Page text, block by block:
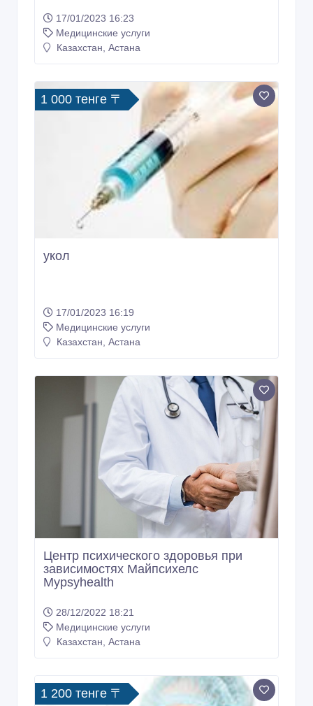
17/01/2023 16:23
Медицинские услуги
Казахстан, Астана
1 000 тенге 〒
укол
17/01/2023 16:19
Медицинские услуги
Казахстан, Астана
Центр психического здоровья при
зависимостях Майпсихелс
Mypsyhealth
28/12/2022 18:21
Медицинские услуги
Казахстан, Астана
1 200 тенге 〒